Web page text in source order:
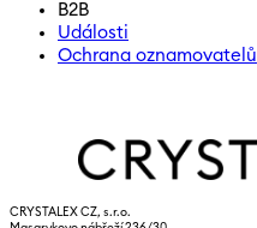
B2B
Události
Ochrana oznamovatelů
CRYSTALEX CZ, s.r.o.